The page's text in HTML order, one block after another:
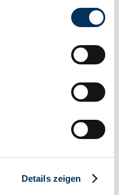
Lage
identifizieren
persönlichen Daten
Details zeigen